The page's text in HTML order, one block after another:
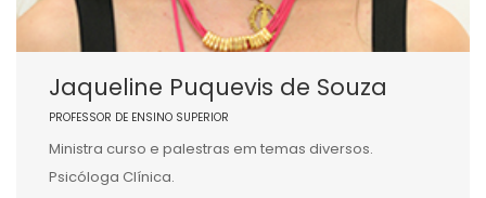
Jaqueline Puquevis de Souza
PROFESSOR DE ENSINO SUPERIOR
Ministra curso e palestras em temas diversos.
Psicóloga Clínica.